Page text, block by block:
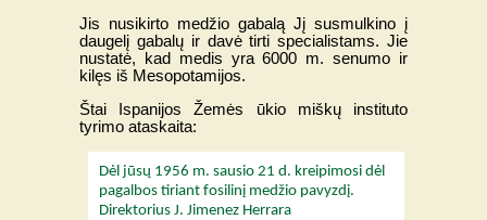
Jis nusikirto medžio gabalą Jį susmulkino į
daugelį gabalų ir davė tirti specialistams. Jie
nustatė, kad medis yra 6000 m. senumo ir
kilęs iš Mesopotamijos.
Štai Ispanijos Žemės ūkio miškų instituto
tyrimo ataskaita:
Dėl jūsų 1956 m. sausio 21 d. kreipimosi dėl
pagalbos tiriant fosilinį medžio pavyzdį.
Direktorius J. Jimenez Herrara